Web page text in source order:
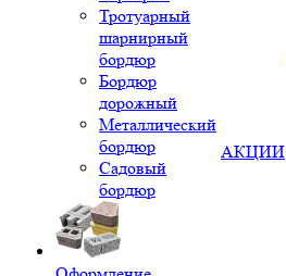
Тротуарный
шарнирный
бордюр
Бордюр
дорожный
Металлический
бордюр
Садовый
бордюр
АКЦИИ